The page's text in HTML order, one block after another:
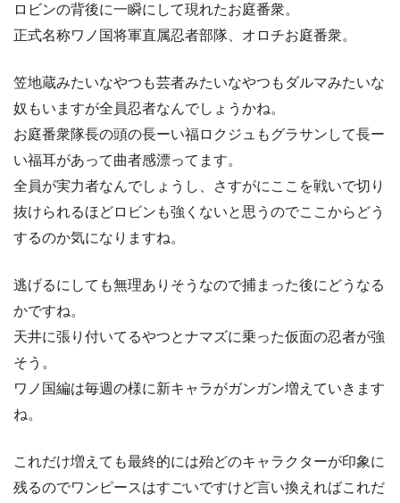
ロビンの背後に一瞬にして現れたお庭番衆。
正式名称ワノ国将軍直属忍者部隊、オロチお庭番衆。
笠地蔵みたいなやつも芸者みたいなやつもダルマみたいな
奴もいますが全員忍者なんでしょうかね。
お庭番衆隊長の頭の長ーい福ロクジュもグラサンして長ー
い福耳があって曲者感漂ってます。
全員が実力者なんでしょうし、さすがにここを戦いで切り
抜けられるほどロビンも強くないと思うのでここからどう
するのか気になりますね。
逃げるにしても無理ありそうなので捕まった後にどうなる
かですね。
天井に張り付いてるやつとナマズに乗った仮面の忍者が強
そう。
ワノ国編は毎週の様に新キャラがガンガン増えていきます
ね。
これだけ増えても最終的には殆どのキャラクターが印象に
残るのでワンピースはすごいですけど言い換えればこれだ